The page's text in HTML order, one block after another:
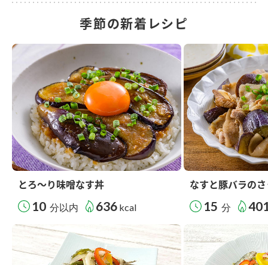
季節の新着レシピ
とろ～り味噌なす丼
10 分以内 636 kcal
なすと豚バラの
15 分